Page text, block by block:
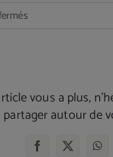
sur
Barracuda
vous a plus,
partager autour de
Facebook
X